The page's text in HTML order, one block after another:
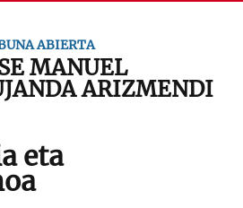
ABIERTA
MANUEL
ARIZMENDI
eta